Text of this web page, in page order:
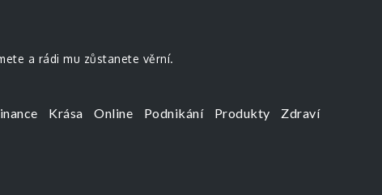
a rádi mu zůstanete věrní.
Krása Online Podnikání Produkty Zdraví